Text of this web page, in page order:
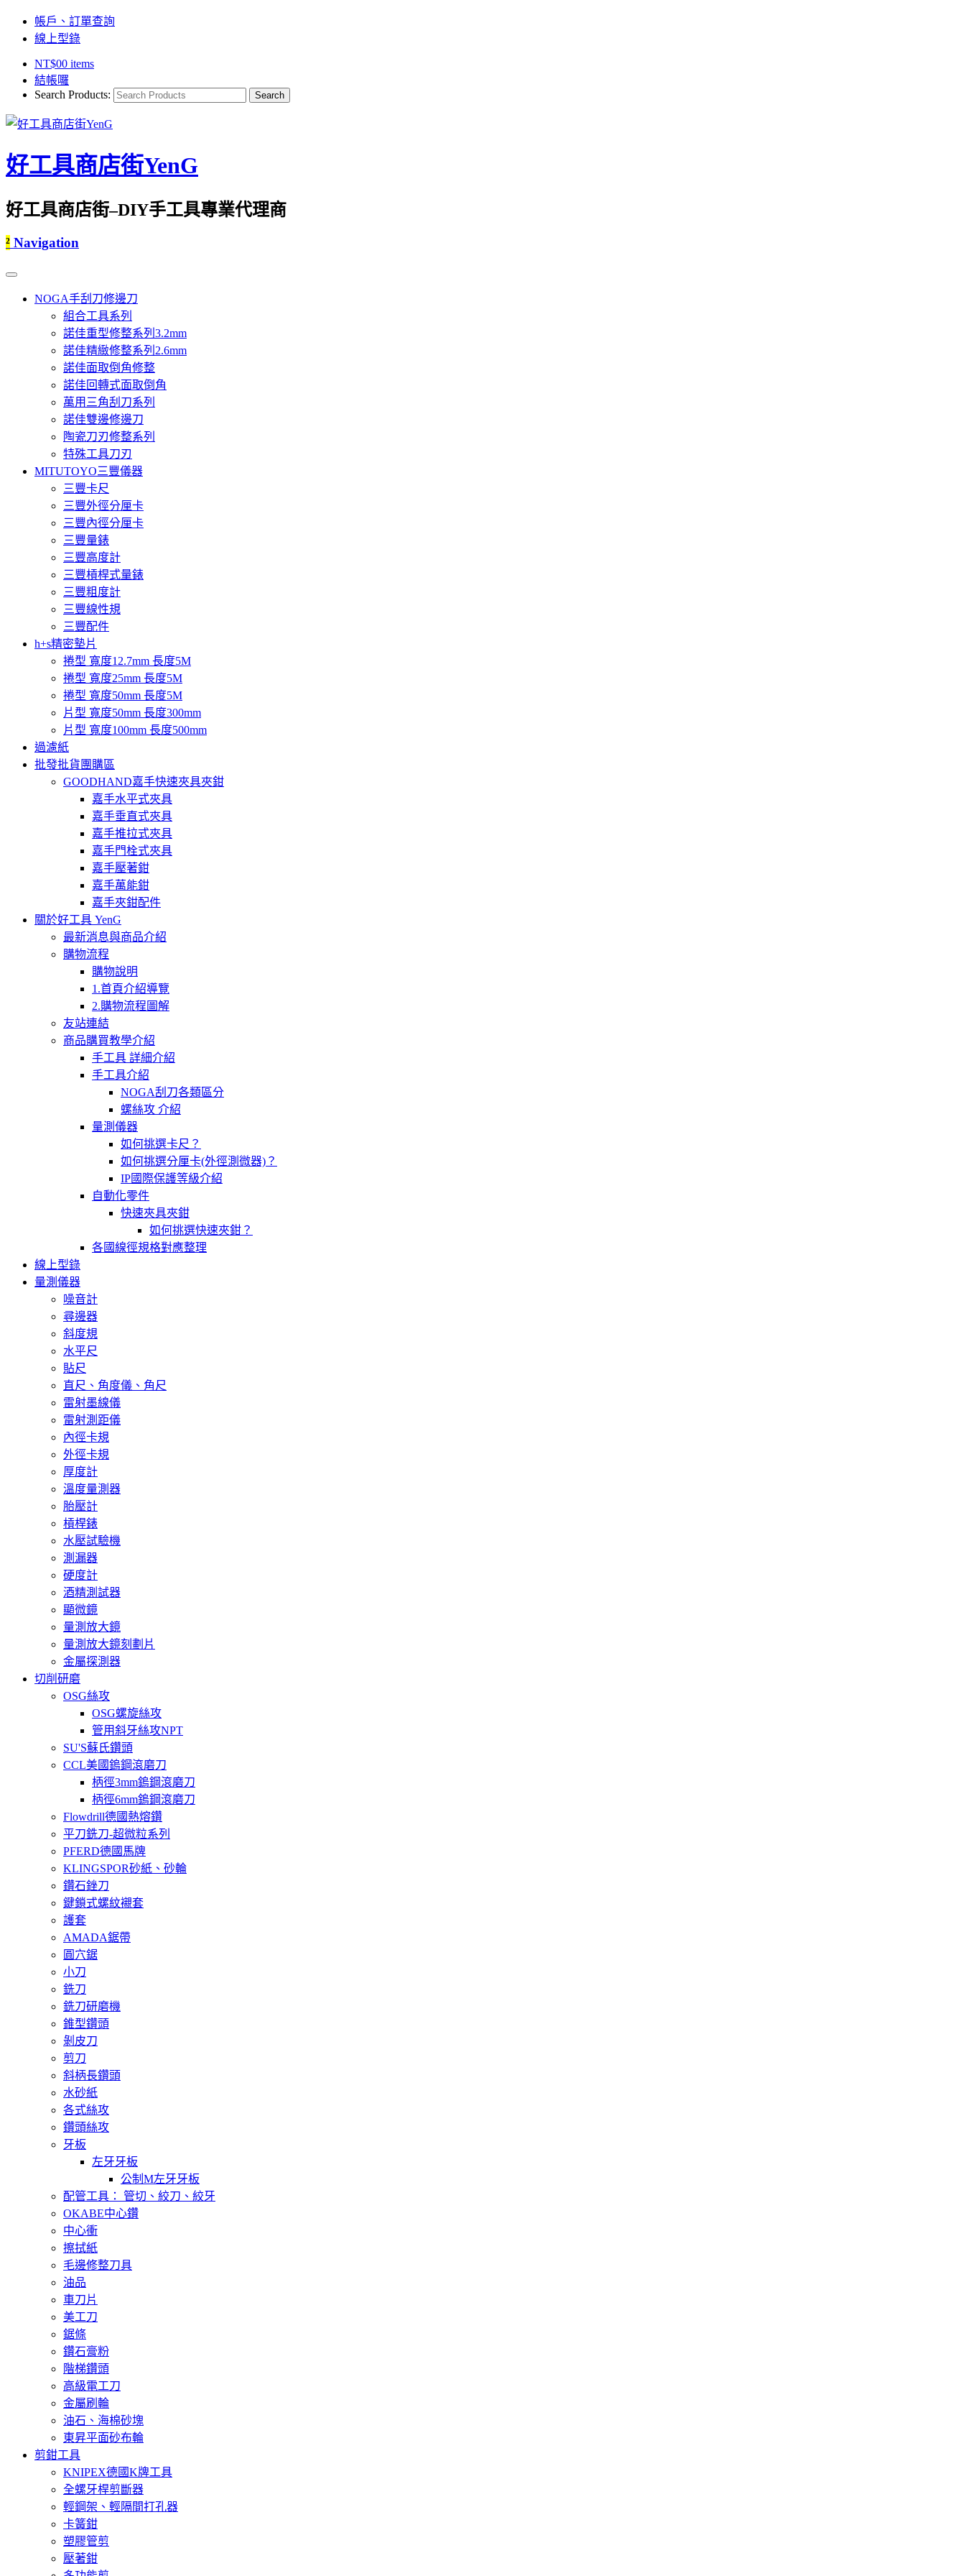
帳戶、訂單查詢
線上型錄
NT$00 items
結帳囉
Search Products:
好工具商店街YenG
好工具商店街–DIY手工具專業代理商
² Navigation
NOGA手刮刀修邊刀
組合工具系列
諾佳重型修整系列3.2mm
諾佳精緻修整系列2.6mm
諾佳面取倒角修整
諾佳回轉式面取倒角
萬用三角刮刀系列
諾佳雙邊修邊刀
陶瓷刀刃修整系列
特殊工具刀刃
MITUTOYO三豐儀器
三豐卡尺
三豐外徑分厘卡
三豐內徑分厘卡
三豐量錶
三豐高度計
三豐槓桿式量錶
三豐粗度計
三豐線性規
三豐配件
h+s精密墊片
捲型 寬度12.7mm 長度5M
捲型 寬度25mm 長度5M
捲型 寬度50mm 長度5M
片型 寬度50mm 長度300mm
片型 寬度100mm 長度500mm
過濾紙
批發批貨團購區
GOODHAND嘉手快速夾具夾鉗
嘉手水平式夾具
嘉手垂直式夾具
嘉手推拉式夾具
嘉手門栓式夾具
嘉手壓著鉗
嘉手萬能鉗
嘉手夾鉗配件
關於好工具 YenG
最新消息與商品介紹
購物流程
購物說明
1.首頁介紹導覽
2.購物流程圖解
友站連結
商品購買教學介紹
手工具 詳細介紹
手工具介紹
NOGA刮刀各類區分
螺絲攻 介紹
量測儀器
如何挑選卡尺？
如何挑選分厘卡(外徑測微器)？
IP國際保護等級介紹
自動化零件
快速夾具夾鉗
如何挑選快速夾鉗？
各國線徑規格對應整理
線上型錄
量測儀器
噪音計
尋邊器
斜度規
水平尺
貼尺
直尺、角度儀、角尺
雷射墨線儀
雷射測距儀
內徑卡規
外徑卡規
厚度計
溫度量測器
胎壓計
槓桿錶
水壓試驗機
測漏器
硬度計
酒精測試器
顯微鏡
量測放大鏡
量測放大鏡刻劃片
金屬探測器
切削研磨
OSG絲攻
OSG螺旋絲攻
管用斜牙絲攻NPT
SU'S蘇氏鑽頭
CCL美國鎢鋼滾磨刀
柄徑3mm鎢鋼滾磨刀
柄徑6mm鎢鋼滾磨刀
Flowdrill德國熱熔鑽
平刀銑刀-超微粒系列
PFERD德國馬牌
KLINGSPOR砂紙、砂輪
鑽石銼刀
鍵鎖式螺紋襯套
護套
AMADA鋸帶
圓穴鋸
小刀
銑刀
銑刀研磨機
錐型鑽頭
剝皮刀
剪刀
斜柄長鑽頭
水砂紙
各式絲攻
鑽頭絲攻
牙板
左牙牙板
公制M左牙牙板
配管工具： 管切、絞刀、絞牙
OKABE中心鑽
中心衝
擦拭紙
毛邊修整刀具
油品
車刀片
美工刀
鋸條
鑽石膏粉
階梯鑽頭
高級電工刀
金屬刷輪
油石、海棉砂塊
東昇平面砂布輪
剪鉗工具
KNIPEX德國K牌工具
全螺牙桿剪斷器
輕鋼架、輕隔間打孔器
卡簧鉗
塑膠管剪
壓著鉗